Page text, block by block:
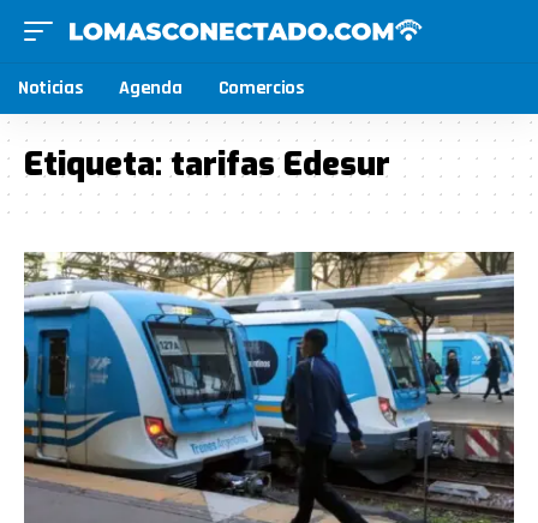
Noticias Agenda Comercios
Etiqueta:tarifas Edesur